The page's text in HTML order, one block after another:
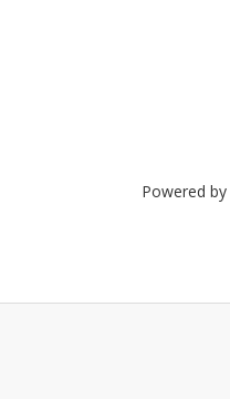
Powered by